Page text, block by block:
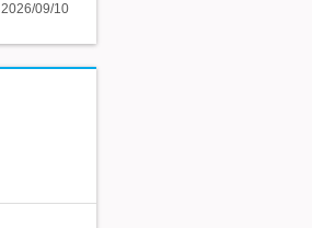
2026/09/10